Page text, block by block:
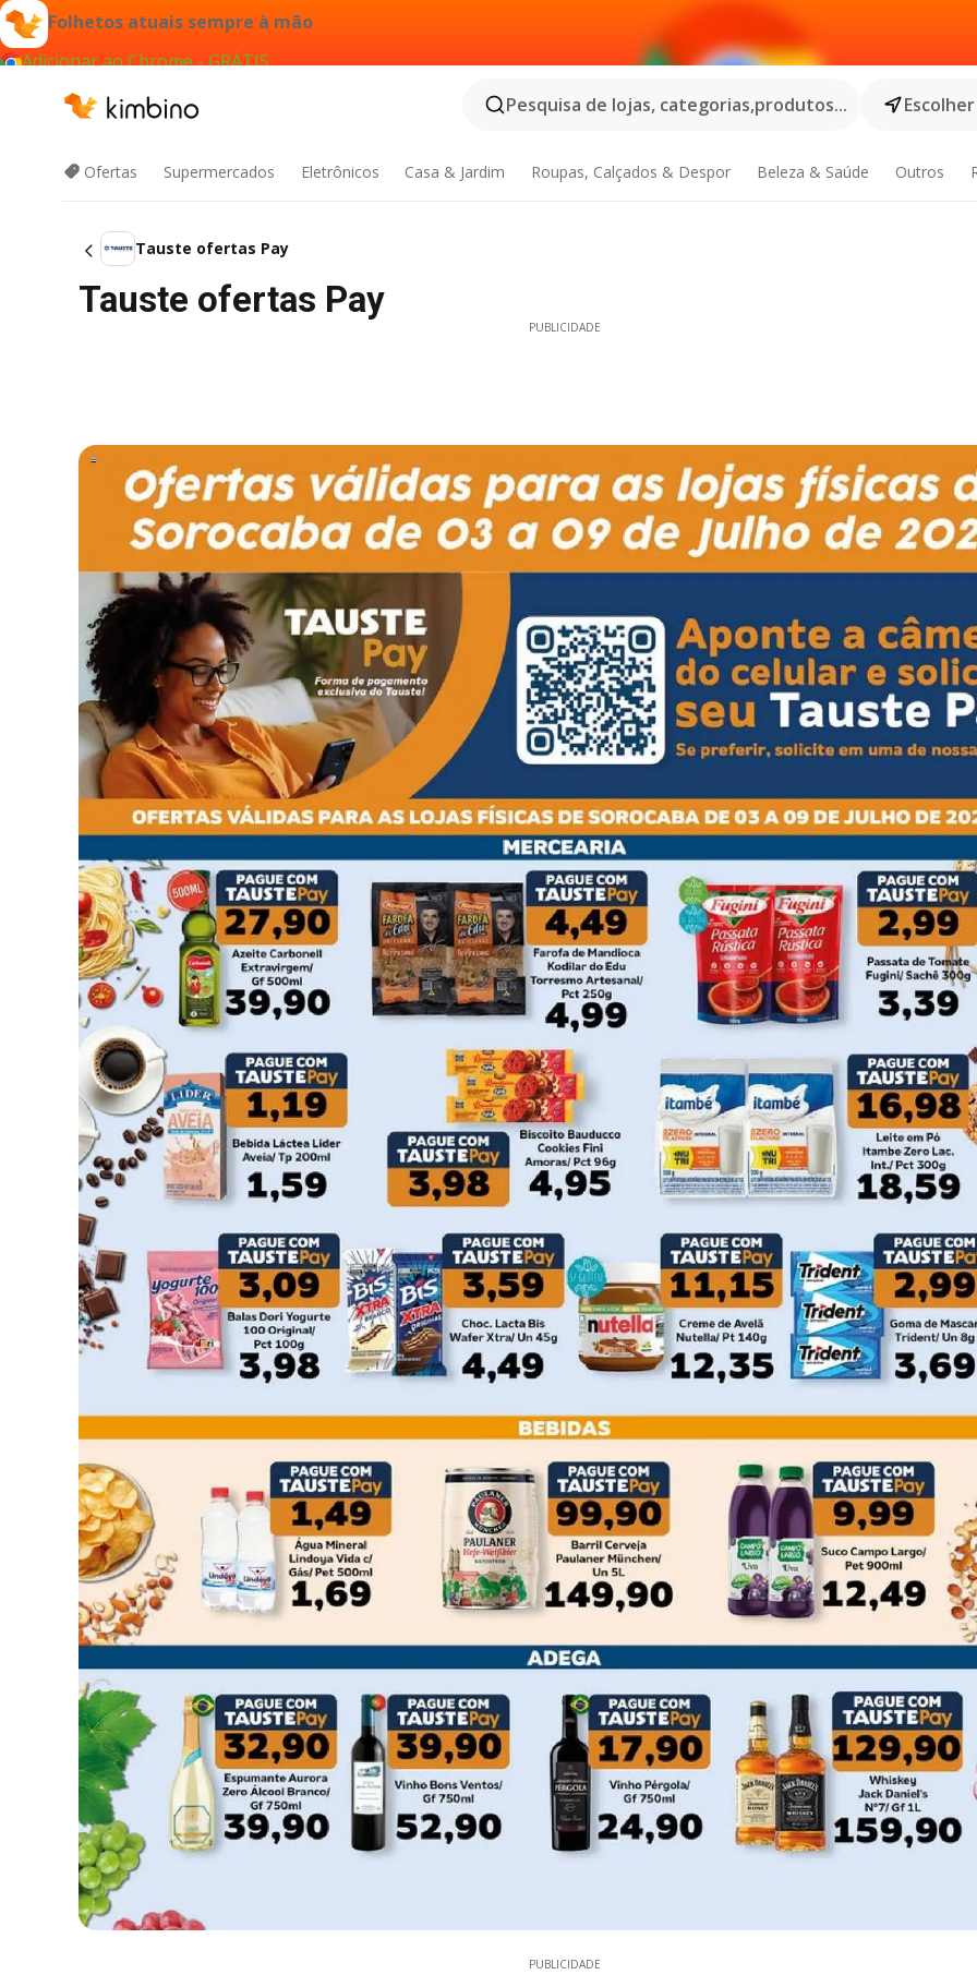
Folhetos atuais sempre à mão
Adicionar ao Chrome - GRÁTIS
Pesquisa de lojas, categorias,produtos...
Ofertas Supermercados Eletrônicos Casa & Jardim Roupas, Calçados & Despor Beleza & Saúde Outros
Tauste ofertas Pay
Tauste ofertas Pay
PUBLICIDADE
PUBLICIDADE